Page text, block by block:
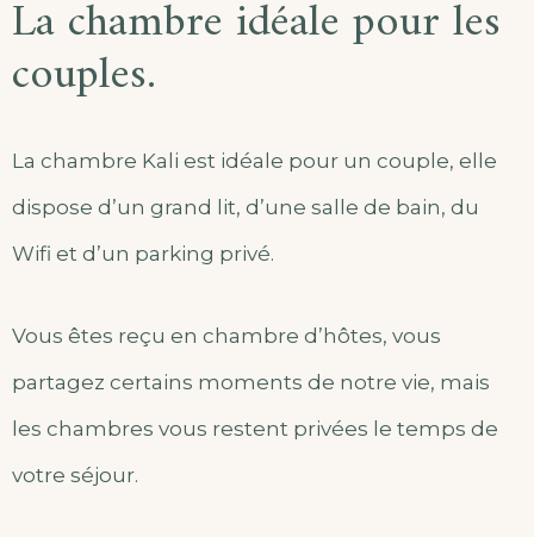
La chambre idéale pour les
couples.
La chambre Kali est idéale pour un couple, elle
dispose d’un grand lit, d’une salle de bain, du
Wifi et d’un parking privé.
Vous êtes reçu en chambre d’hôtes, vous
partagez certains moments de notre vie, mais
les chambres vous restent privées le temps de
votre séjour.